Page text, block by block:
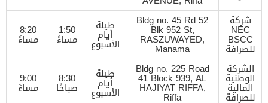
شركة
NEC
BSCC
للصرافة
Bldg no. 45 Rd 52
Blk 952 St,
RASZUWAYED,
Manama
طيلة
أيام
الأسبوع
1:50
مساءً
8:20
مساءً
الشركة
الوطنية
المالية
للصرافة
Bldg no. 225 Road
41 Block 939, AL
HAJIYAT RIFFA,
Riffa
طيلة
أيام
الأسبوع
8:30
صباحًا
9:00
مساءً